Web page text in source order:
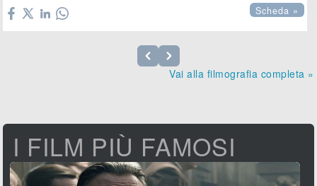
Scheda »
Vai alla filmografia completa »
I FILM PIÙ FAMOSI